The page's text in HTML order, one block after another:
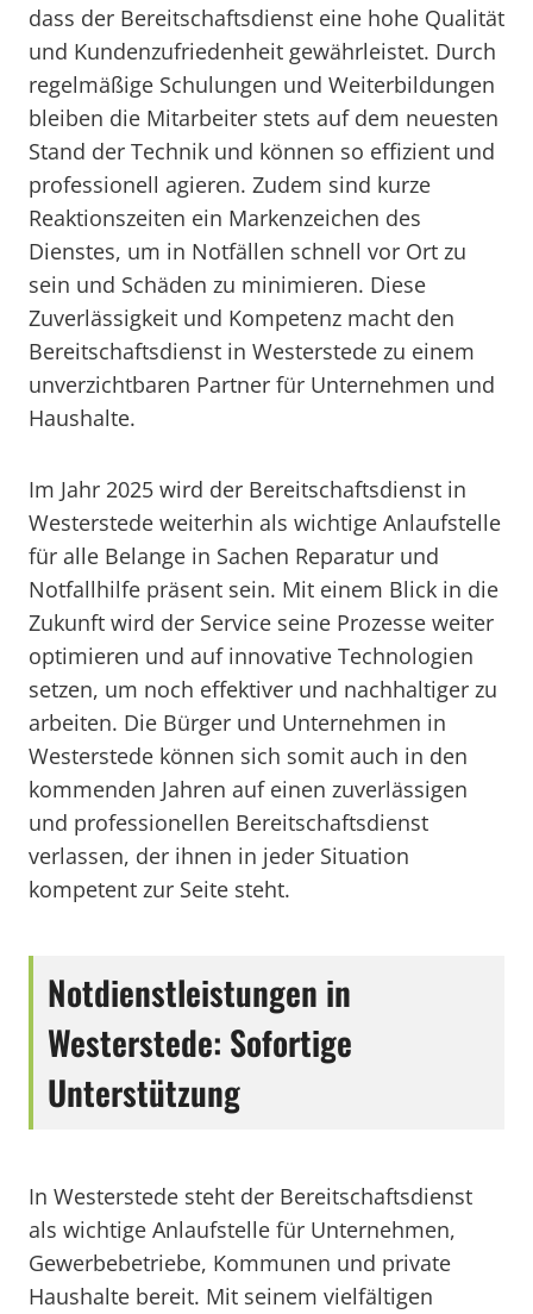
dass der Bereitschaftsdienst eine hohe Qualität
und Kundenzufriedenheit gewährleistet. Durch
regelmäßige Schulungen und Weiterbildungen
bleiben die Mitarbeiter stets auf dem neuesten
Stand der Technik und können so effizient und
professionell agieren. Zudem sind kurze
Reaktionszeiten ein Markenzeichen des
Dienstes, um in Notfällen schnell vor Ort zu
sein und Schäden zu minimieren. Diese
Zuverlässigkeit und Kompetenz macht den
Bereitschaftsdienst in Westerstede zu einem
unverzichtbaren Partner für Unternehmen und
Haushalte.
Im Jahr 2025 wird der Bereitschaftsdienst in
Westerstede weiterhin als wichtige Anlaufstelle
für alle Belange in Sachen Reparatur und
Notfallhilfe präsent sein. Mit einem Blick in die
Zukunft wird der Service seine Prozesse weiter
optimieren und auf innovative Technologien
setzen, um noch effektiver und nachhaltiger zu
arbeiten. Die Bürger und Unternehmen in
Westerstede können sich somit auch in den
kommenden Jahren auf einen zuverlässigen
und professionellen Bereitschaftsdienst
verlassen, der ihnen in jeder Situation
kompetent zur Seite steht.
Notdienstleistungen in
Westerstede: Sofortige
Unterstützung
In Westerstede steht der Bereitschaftsdienst
als wichtige Anlaufstelle für Unternehmen,
Gewerbebetriebe, Kommunen und private
Haushalte bereit. Mit seinem vielfältigen